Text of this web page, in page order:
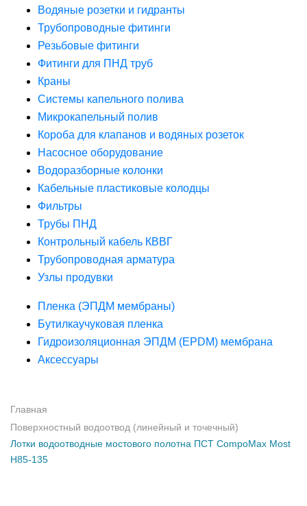
Водяные розетки и гидранты
Трубопроводные фитинги
Резьбовые фитинги
Фитинги для ПНД труб
Краны
Системы капельного полива
Микрокапельный полив
Короба для клапанов и водяных розеток
Насосное оборудование
Водоразборные колонки
Кабельные пластиковые колодцы
Фильтры
Трубы ПНД
Контрольный кабель КВВГ
Трубопроводная арматура
Узлы продувки
Пленка (ЭПДМ мембраны)
Бутилкаучуковая пленка
Гидроизоляционная ЭПДМ (EPDM) мембрана
Аксессуары
Главная
Поверхностный водоотвод (линейный и точечный)
Лотки водоотводные мостового полотна ПСТ CompoMax Most
H85-135